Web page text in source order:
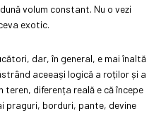
volum constant. Nu o vezi
exotic.
dar, în general, e mai înaltă
aceeași logică a roților și a
teren, diferența reală e că începe
praguri, borduri, pante, devine